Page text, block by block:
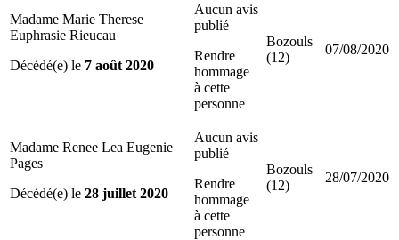
Madame Marie Therese
Euphrasie Rieucau
Décédé(e) le 7 août 2020
Aucun avis
publié
Rendre
hommage
à cette
personne
Bozouls
(12)
07/08/2020
Madame Renee Lea Eugenie
Pages
Décédé(e) le 28 juillet 2020
Aucun avis
publié
Rendre
hommage
à cette
personne
Bozouls
(12)
28/07/2020